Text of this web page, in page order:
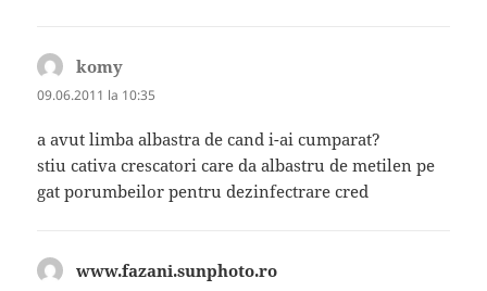
komy
09.06.2011 la 10:35
a avut limba albastra de cand i-ai cumparat?
stiu cativa crescatori care da albastru de metilen pe
gat porumbeilor pentru dezinfectrare cred
www.fazani.sunphoto.ro